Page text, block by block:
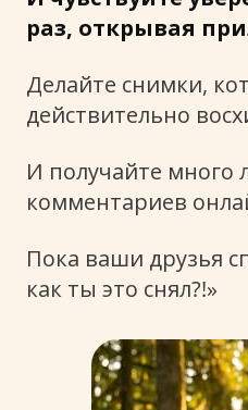
раз, открывая
Делайте снимки,
действительно
И получайте много
комментариев
Пока ваши друзья
как ты это снял?!»